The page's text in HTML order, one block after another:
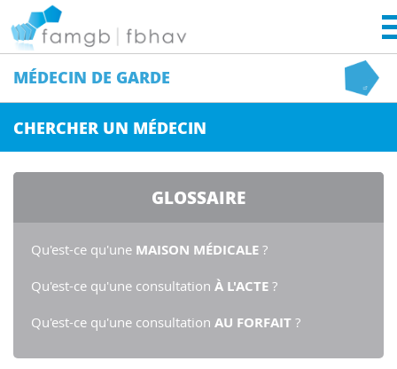
MÉDECIN DE GARDE
CHERCHER UN MÉDECIN
GLOSSAIRE
Qu'est-ce qu'une MAISON MÉDICALE ?
Qu'est-ce qu'une consultation À L'ACTE ?
Qu'est-ce qu'une consultation AU FORFAIT ?